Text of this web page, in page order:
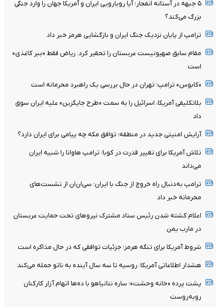
۵ جبهه در آستانه انفجار؛ آیا رویارویی ایران و آمریکا جهان را وارد جنگی
بزرگ می‌کند؟
ترامپ از پایان نزدیک جنگ ایران و بازگشایی هرمز خبر داد
مقام سابق صهیونیست عربستان را تحقیر کرد: ریاض فقط «ببر کاغذی»
است
«کابوس» ترامپ؛ تهران در حال بررسی یک راهبرد محرمانه است
بلاتکلیفی آمریکا، اسرائیل را به سمت «طرح جایگزین» علیه ایران سوق
داد
آرایش امنیتی جدید در منطقه؛ توافق مکه چه پیامی برای ایران دارد؟
تلاش آمریکا برای تغییر قدرت در کوبا؛ ترامپ هاوانا را شبیه ایران
می‌داند
ترامپ به‌دنبال راه خروج از جنگ با ایران؛ سی‌ان‌ان از نشست‌های
محرمانه خبر داد
اعلام کشته شدن رئیس ستاد مشترک نیروهای تحت حمایت عربستان
در مارب یمن
شروط آمریکا برای تنگه هرمز؛ جزئیات توافقی که در حال مذاکره است
هشدار اطلاعاتی آمریکا: روسیه تا سه سال آینده به ناتو حمله می‌کند
پشت پرده «خانه وحشت»؛ ساره نتانیاهو با ده‌ها اتهام آزار کارکنان
روبه‌روست